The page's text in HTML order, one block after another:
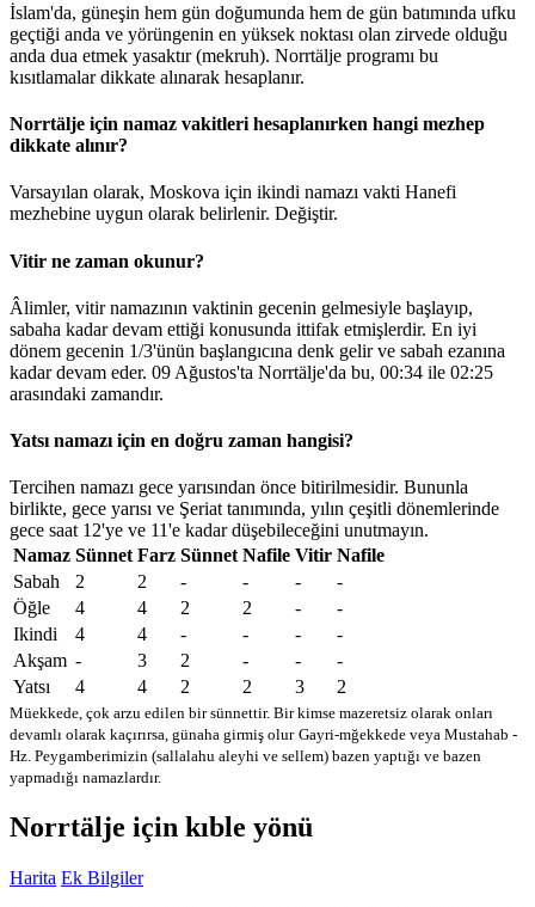
İslam'da, güneşin hem gün doğumunda hem de gün batımında ufku
geçtiği anda ve yörüngenin en yüksek noktası olan zirvede olduğu
anda dua etmek yasaktır (mekruh). Norrtälje programı bu
kısıtlamalar dikkate alınarak hesaplanır.
Norrtälje için namaz vakitleri hesaplanırken hangi mezhep
dikkate alınır?
Varsayılan olarak, Moskova için ikindi namazı vakti Hanefi
mezhebine uygun olarak belirlenir. Değiştir.
Vitir ne zaman okunur?
Âlimler, vitir namazının vaktinin gecenin gelmesiyle başlayıp,
sabaha kadar devam ettiği konusunda ittifak etmişlerdir. En iyi
dönem gecenin 1/3'ünün başlangıcına denk gelir ve sabah ezanına
kadar devam eder. 09 Ağustos'ta Norrtälje'da bu, 00:34 ile 02:25
arasındaki zamandır.
Yatsı namazı için en doğru zaman hangisi?
Tercihen namazı gece yarısından önce bitirilmesidir. Bununla
birlikte, gece yarısı ve Şeriat tanımında, yılın çeşitli dönemlerinde
gece saat 12'ye ve 11'e kadar düşebileceğini unutmayın.
Namaz Sünnet Farz Sünnet Nafile Vitir Nafile
Sabah
2 2 - - -
-
Öğle
4 4 2 2 -
-
Ikindi
4 4 - - -
-
Akşam - 3 2 - -
-
Yatsı
4 4 2 2 3 2
Müekkede, çok arzu edilen bir sünnettir. Bir kimse mazeretsiz olarak onları
devamlı olarak kaçırırsa, günaha girmiş olur Gayri-mğekkede veya Mustahab -
Hz. Peygamberimizin (sallalahu aleyhi ve sellem) bazen yaptığı ve bazen
yapmadığı namazlardır.
Norrtälje için kıble yönü
Harita Ek Bilgiler